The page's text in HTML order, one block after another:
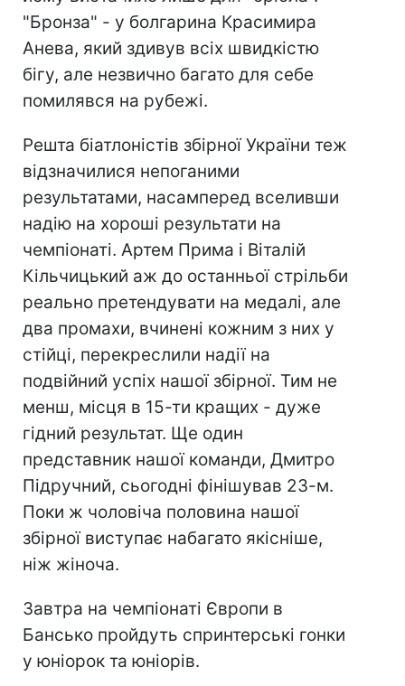
"Бронза" - у болгарина Красимира
Анева, який здивув всіх швидкістю
бігу, але незвично багато для себе
помилявся на рубежі.
Решта біатлоністів збірної України теж
відзначилися непоганими
результатами, насамперед вселивши
надію на хороші результати на
чемпіонаті. Артем Прима і Віталій
Кільчицький аж до останньої стрільби
реально претендувати на медалі, але
два промахи, вчинені кожним з них у
стійці, перекреслили надії на
подвійний успіх нашої збірної. Тим не
менш, місця в 15-ти кращих - дуже
гідний результат. Ще один
представник нашої команди, Дмитро
Підручний, сьогодні фінішував 23-м.
Поки ж чоловіча половина нашої
збірної виступає набагато якісніше,
ніж жіноча.
Завтра на чемпіонаті Європи в
Бансько пройдуть спринтерські гонки
у юніорок та юніорів.